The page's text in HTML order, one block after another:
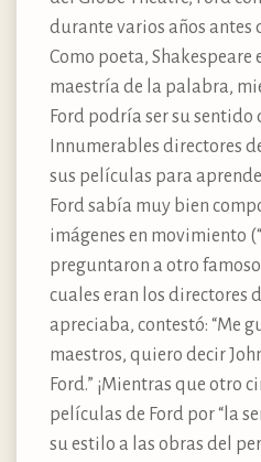
durante varios años antes
Como poeta,
maestría de la palabra,
Ford podría ser su sentido
Innumerables directores
sus películas para
Ford sabía muy bien
imágenes en movimiento
preguntaron a otro
cuales eran los directores
apreciaba, contestó: “Me
maestros, quiero decir
Ford.” ¡Mientras que otro
películas de Ford por “la
su estilo a las obras del